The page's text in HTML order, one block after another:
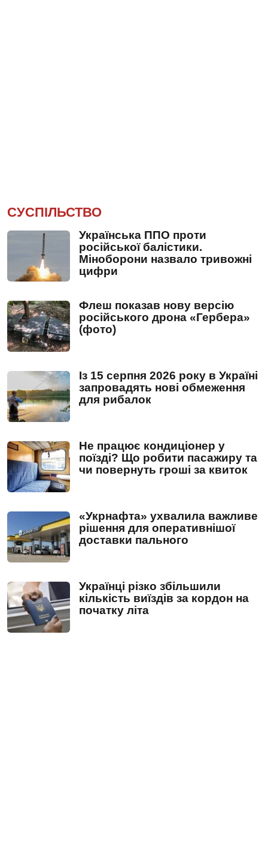
СУСПІЛЬСТВО
Українська ППО проти
російської балістики.
Міноборони назвало тривожні
цифри
Флеш показав нову версію
російського дрона «Гербера»
(фото)
Із 15 серпня 2026 року в Україні
запровадять нові обмеження
для рибалок
Не працює кондиціонер у
поїзді? Що робити пасажиру та
чи повернуть гроші за квиток
«Укрнафта» ухвалила важливе
рішення для оперативнішої
доставки пального
Українці різко збільшили
кількість виїздів за кордон на
початку літа